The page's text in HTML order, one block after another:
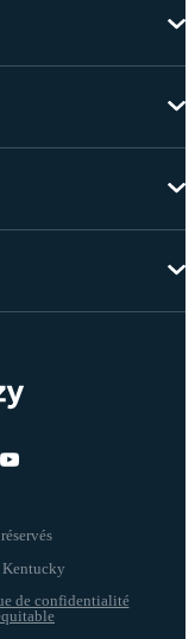
de confidentialité